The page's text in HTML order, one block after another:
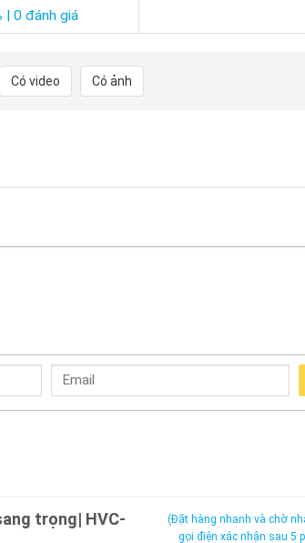
| 0 đánh giá
Có video Có ảnh
trọng| HVC-
(Đặt hàng nhanh và chờ
gọi điện xác nhận sau 5